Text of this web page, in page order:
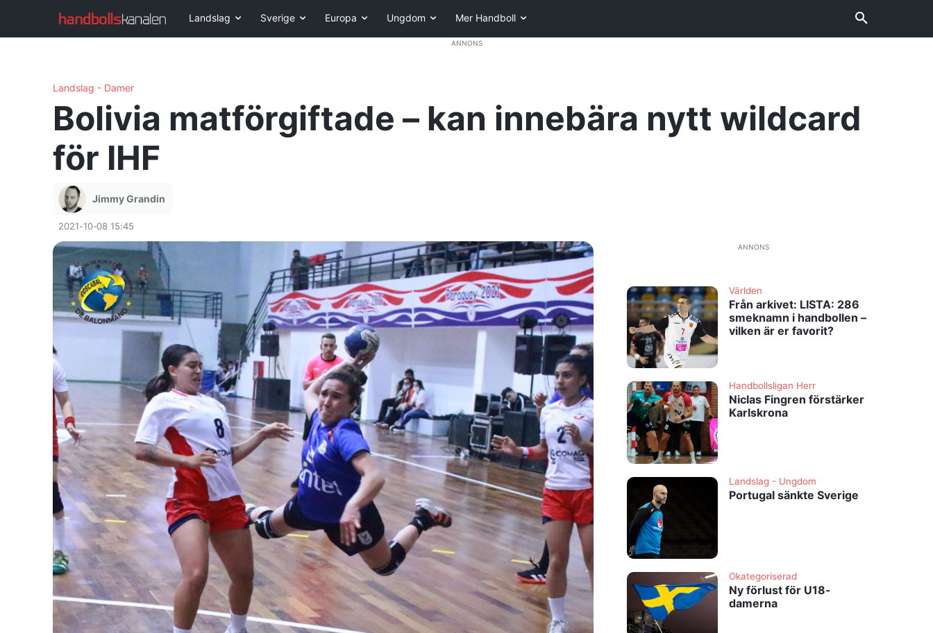
Landslag Sverige Europa Ungdom Mer Handboll
ANNONS
Landslag - Damer
Bolivia matförgiftade – kan innebära nytt wildcard
för IHF
Jimmy Grandin
2021-10-08 15:45
ANNONS
Världen
Från arkivet: LISTA: 286
smeknamn i handbollen –
vilken är er favorit?
Handbollsligan Herr
Niclas Fingren förstärker
Karlskrona
Landslag - Ungdom
Portugal sänkte Sverige
Okategoriserad
Ny förlust för U18-
damerna